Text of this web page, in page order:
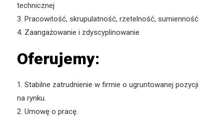
technicznej
3. Pracowitość, skrupulatność, rzetelność, sumienność
4. Zaangażowanie i zdyscyplinowanie
Oferujemy:
1. Stabilne zatrudnienie w firmie o ugruntowanej pozycji
na rynku.
2. Umowę o pracę.